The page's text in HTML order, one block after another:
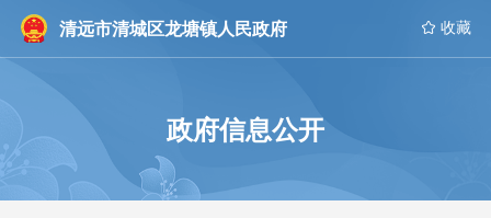
清远市清城区龙塘镇人民政府  收藏
政府信息公开